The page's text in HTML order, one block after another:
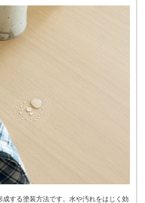
する塗装方法です。水や汚れをはじく効